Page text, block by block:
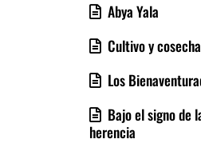
Abya Yala
Cultivo y cosecha
Los
Bajo el signo de
herencia